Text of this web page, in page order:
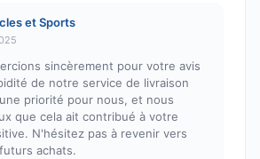
et Sports
sincèrement pour votre avis
de notre service de livraison
priorité pour nous, et nous
que cela ait contribué à votre
N'hésitez pas à revenir vers
achats.